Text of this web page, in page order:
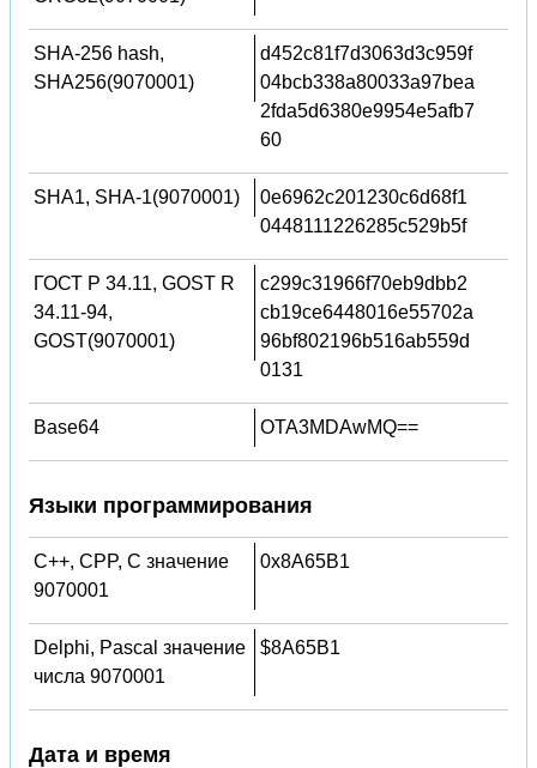
SHA-256 hash,
SHA256(9070001)
d452c81f7d3063d3c959f
04bcb338a80033a97bea
2fda5d6380e9954e5afb7
60
SHA1, SHA-1(9070001)
0e6962c201230c6d68f1
0448111226285c529b5f
ГОСТ Р 34.11, GOST R
34.11-94,
GOST(9070001)
c299c31966f70eb9dbb2
cb19ce6448016e55702a
96bf802196b516ab559d
0131
Base64 OTA3MDAwMQ==
Языки программирования
C++, CPP, C значение
9070001
0x8A65B1
Delphi, Pascal значение
числа 9070001
$8A65B1
Дата и время